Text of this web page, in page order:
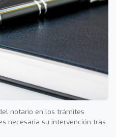
notario en los trámites
necesaria su intervención tras